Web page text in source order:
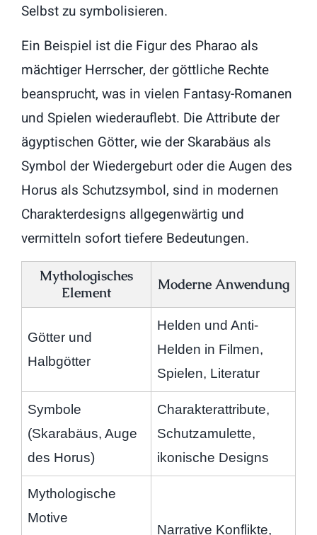
Selbst zu symbolisieren.
Ein Beispiel ist die Figur des Pharao als
mächtiger Herrscher, der göttliche Rechte
beansprucht, was in vielen Fantasy-Romanen
und Spielen wiederauflebt. Die Attribute der
ägyptischen Götter, wie der Skarabäus als
Symbol der Wiedergeburt oder die Augen des
Horus als Schutzsymbol, sind in modernen
Charakterdesigns allgegenwärtig und
vermitteln sofort tiefere Bedeutungen.
Mythologisches
Element
Moderne Anwendung
Götter und
Halbgötter
Helden und Anti-
Helden in Filmen,
Spielen, Literatur
Symbole
(Skarabäus, Auge
des Horus)
Charakterattribute,
Schutzamulette,
ikonische Designs
Mythologische
Motive
Narrative Konflikte,